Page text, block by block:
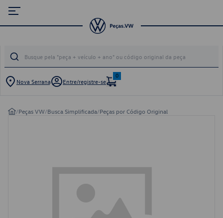
Nova Serrana Entre/registre-se
0
/Peças VW/Busca Simplificada/Peças por Código Original